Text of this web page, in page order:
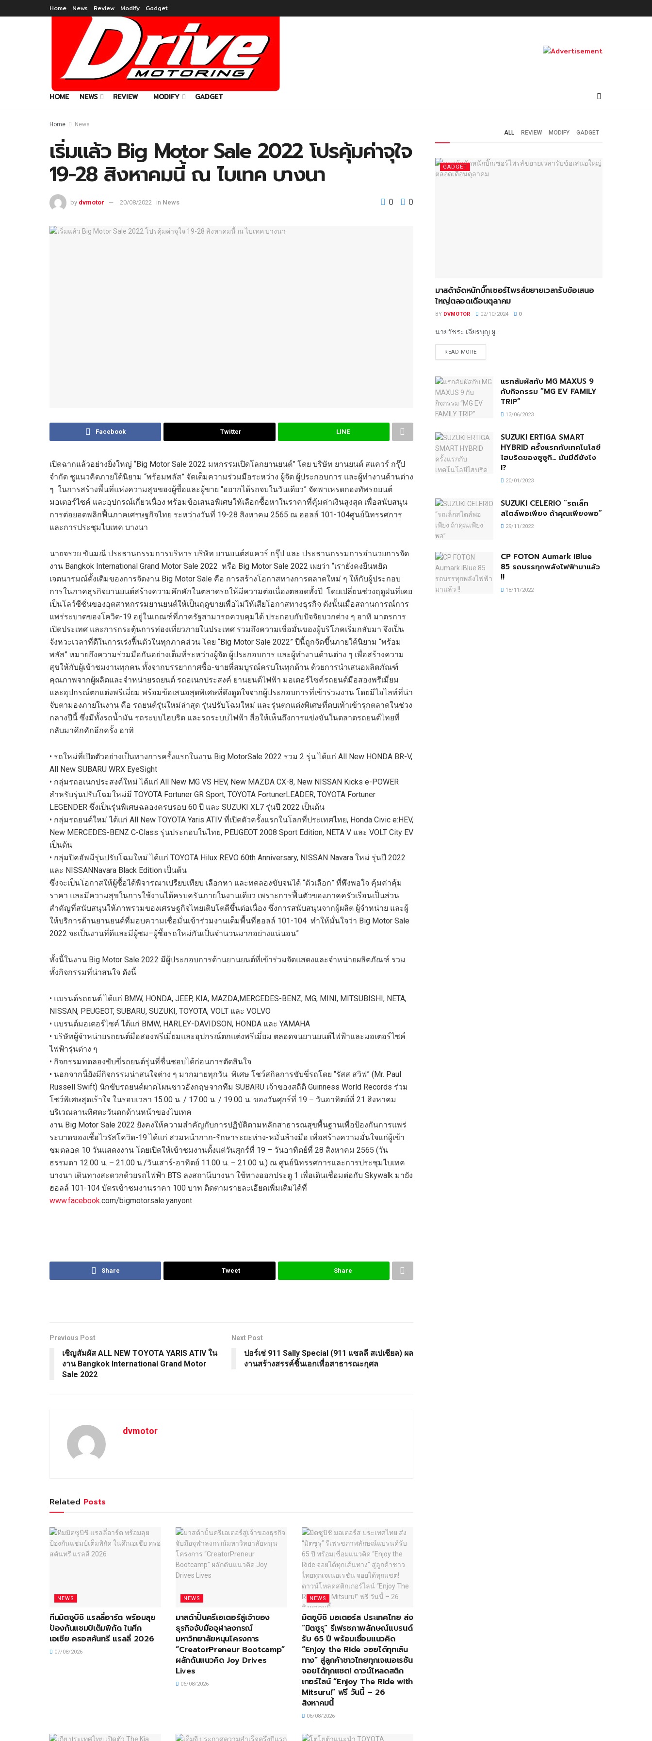
Home News Review Modify Gadget
HOME NEWS REVIEW MODIFY GADGET
Home News
เริ่มแล้ว Big Motor Sale 2022 โปรคุ้มค่าจุใจ
19-28 สิงหาคมนี้ ณ ไบเทค บางนา
by dvmotor 20/08/2022 in News 0 0
Facebook Twitter LINE
เปิดฉากแล้วอย่างยิ่งใหญ่ “Big Motor Sale 2022 มหกรรมเปิดโลกยานยนต์” โดย บริษัท ยานยนต์ สแควร์ กรุ๊ป
จำกัด ชูแนวคิดภายใต้นิยาม “พร้อมพลัส” จัดเต็มความร่วมมือระหว่าง ผู้จัด ผู้ประกอบการ และผู้ทำงานด้านต่าง
ๆ ในการสร้างพื้นที่แห่งความสุขของผู้ซื้อและผู้ขาย “อยากได้รถจบในวันเดียว” จัดพาเหรดกองทัพรถยนต์
มอเตอร์ไซค์ และอุปกรณ์เกี่ยวเนื่อง พร้อมข้อเสนอพิเศษให้เลือกซื้อหาในราคาที่คุ้มค่าเงินสูงสุด เพื่อสนับสนุน
การต่อยอดพลิกฟื้นภาคเศรษฐกิจไทย ระหว่างวันที่ 19-28 สิงหาคม 2565 ณ ฮอลล์ 101-104ศูนย์นิทรรศการ
และการประชุมไบเทค บางนา
นายจรวย ขันมณี ประธานกรรมการบริหาร บริษัท ยานยนต์สแควร์ กรุ๊ป และ ประธานกรรมการอำนวยการจัด
งาน Bangkok International Grand Motor Sale 2022 หรือ Big Motor Sale 2022 เผยว่า “เรายังคงยืนหยัด
เจตนารมณ์ดั้งเดิมของการจัดงาน Big Motor Sale คือ การสร้างโอกาสทางการตลาดใหม่ ๆ ให้กับผู้ประกอบ
การในภาคธุรกิจยานยนต์สร้างความคึกคักในตลาดรถให้มีความต่อเนื่องตลอดทั้งปี โดยเปลี่ยนช่วงฤดูฝนที่เคย
เป็นโลว์ซีซั่นของอุตสาหกรรมยานยนต์ให้เป็นฤดูขายเพื่อไม่ให้เสียโอกาสทางธุรกิจ ดังนั้นเมื่อสถานการณ์การ
แพร่ระบาดของโควิด-19 อยู่ในเกณฑ์ที่ภาครัฐสามารถควบคุมได้ ประกอบกับปัจจัยบวกต่าง ๆ อาทิ มาตรการ
เปิดประเทศ และการกระตุ้นการท่องเที่ยวภายในประเทศ รวมถึงความเชื่อมั่นของผู้บริโภคเริ่มกลับมา จึงเป็น
จังหวะเวลาที่ดีในการเร่งฟื้นตัวในทุกภาคส่วน โดย “Big Motor Sale 2022” ปีนี้ถูกจัดขึ้นภายใต้นิยาม “พร้อม
พลัส” หมายถึงความร่วมมือกันอย่างเต็มที่ระหว่างผู้จัด ผู้ประกอบการ และผู้ทำงานด้านต่าง ๆ เพื่อสร้างความ
สุขให้กับผู้เข้าชมงานทุกคน ทั้งจากบรรยากาศซื้อ-ขายที่สมบูรณ์ครบในทุกด้าน ด้วยการนำเสนอผลิตภัณฑ์
คุณภาพจากผู้ผลิตและจำหน่ายรถยนต์ รถอเนกประสงค์ ยานยนต์ไฟฟ้า มอเตอร์ไซค์รถยนต์มือสองพรีเมี่ยม
และอุปกรณ์ตกแต่งพรีเมี่ยม พร้อมข้อเสนอสุดพิเศษที่ดึงดูดใจจากผู้ประกอบการที่เข้าร่วมงาน โดยมีไฮไลทที่น่า
จับตามองภายในงาน คือ รถยนต์รุ่นใหม่ล่าสุด รุ่นปรับโฉมใหม่ และรุ่นตกแต่งพิเศษที่ตบเท้าเข้ารุกตลาดในช่วง
กลางปีนี้ ซึ่งมีทั้งรถน้ำมัน รถระบบไฮบริด และรถระบบไฟฟ้า สื่อให้เห็นถึงการแข่งขันในตลาดรถยนต์ไทยที
กลับมาคึกคักอีกครั้ง อาทิ
• รถใหม่ที่เปิดตัวอย่างเป็นทางการครั้งแรกในงาน Big MotorSale 2022 รวม 2 รุ่น ได้แก่ All New HONDA BR-V,
All New SUBARU WRX EyeSight
• กลุ่มรถอเนกประสงค์ใหม่ ได้แก่ All New MG VS HEV, New MAZDA CX-8, New NISSAN Kicks e-POWER
สำหรับรุ่นปรับโฉมใหม่มี TOYOTA Fortuner GR Sport, TOYOTA FortunerLEADER, TOYOTA Fortuner
LEGENDER ซึ่งเป็นรุ่นพิเศษฉลองครบรอบ 60 ปี และ SUZUKI XL7 รุ่นปี 2022 เป็นต้น
• กลุ่มรถยนต์ใหม่ ได้แก่ All New TOYOTA Yaris ATIV ที่เปิดตัวครั้งแรกในโลกที่ประเทศไทย, Honda Civic e:HEV,
New MERCEDES-BENZ C-Class รุ่นประกอบในไทย, PEUGEOT 2008 Sport Edition, NETA V และ VOLT City EV
เป็นต้น
• กลุ่มปิคอัพมีรุ่นปรับโฉมใหม่ได้แก่ TOYOTA Hilux REVO 60th Anniversary, NISSAN Navara ใหม่ รุ่นปี 2022
และ NISSANNavara Black Edition เป็นต้น
ซึ่งจะเป็นโอกาสให้ผู้ซื้อได้พิจารณาเปรียบเทียบ เลือกหา และทดลองขับจนได้ “ตัวเลือก” ที่พึงพอใจ คุ้มค่าคุ้ม
ราคา และมีความสุขในการใช้งานได้ครบครันภายในงานเดียว เพราะการฟื้นตัวของภาคครัวเรือนเป็นส่วน
สำคัญที่สนับสนุนให้ภาพรวมของเศรษฐกิจไทยเติบโตดีขึ้นต่อเนื่อง ซึ่งการสนับสนุนจากผู้ผลิต ผู้จำหน่าย และผู้
ให้บริการด้านยานยนต์ที่มอบความเชื่อมั่นเข้าร่วมงานเต็มพื้นที่ฮอลล์ 101-104 ทำให้มั่นใจว่า Big Motor Sale
2022 จะเป็นงานที่ดีและมีผู้ชม–ผู้ซื้อรถใหม่กันเป็นจำนวนมากอย่างแน่นอน”
ทั้งนี้ในงาน Big Motor Sale 2022 มีผู้ประกอบการด้านยานยนต์ที่เข้าร่วมจัดแสดงและจำหน่ายผลิตภัณฑ์ รวม
ทั้งกิจกรรมที่น่าสนใจ ดังนี้
• แบรนด์รถยนต์ ได้แก่ BMW, HONDA, JEEP, KIA, MAZDA,MERCEDES-BENZ, MG, MINI, MITSUBISHI, NETA,
NISSAN, PEUGEOT, SUBARU, SUZUKI, TOYOTA, VOLT และ VOLVO
• แบรนด์มอเตอร์ไซค์ ได้แก่ BMW, HARLEY-DAVIDSON, HONDA และ YAMAHA
• บริษัทผู้จำหน่ายรถยนตมือสองพรีเมี่ยมและอุปกรณ์ตกแต่งพรีเมี่ยม ตลอดจนยานยนต์ไฟฟ้าและมอเตอร์ไซค์
ไฟฟ้ารุ่นต่าง ๆ
• กิจกรรมทดลองขับขี่รถยนต์รุ่นที่ชื่นชอบได้ก่อนการตัดสินใจ
• นอกจากนี้ยังมีกิจกรรมน่าสนใจต่าง ๆ มากมายทุกวัน พิเศษ โชว์สกิลการขับขี่รถโดย “รัสส สวิฟ” (Mr. Paul
Russell Swift) นักขับรถยนต์ผาดโผนชาวอังกฤษจากทีม SUBARU เจ้าของสถิติ Guinness World Records ร่วม
โชว์พิเศษสุดเร้าใจ ในรอบเวลา 15.00 น. / 17.00 น. / 19.00 น. ของวันศุกร์ที่ 19 – วันอาทิตย์ที่ 21 สิงหาคม
บริเวณลานทิศตะวันตกด้านหน้าของไบเทค
งาน Big Motor Sale 2022 ยังคงให้ความสำคัญกับการปฏิบัติตามหลักสาธารณสุขพื้นฐานเพื่อป้องกันการแพร่
ระบาดของเชื้อไวรัสโควิด-19ได้แก่ สวมหน้ากาก-รักษาระยะห่าง-หมั่นล้างมือ เพื่อสร้างความมั่นใจแก่ผู้เข้า
ชมตลอด 10 วันแสดงงาน โดยเปิดให้เข้าชมงานตั้งแต่วันศุกร์ที่ 19 – วันอาทิตย์ที่ 28 สิงหาคม 2565 (วัน
ธรรมดา 12.00 น. – 21.00 น./วันเสาร์-อาทิตย์ 11.00 น. – 21.00 น.) ณ ศูนย์นิทรรศการและการประชุมไบเทค
บางนา เดินทางสะดวกด้วยรถไฟฟ้า BTS ลงสถานีบางนา ใช้ทางออกประตู 1 เพื่อเดินเชื่อมต่อกับ Skywalk มายัง
ฮอลล์ 101-104 บัตรเข้าชมงานราคา 100 บาท ติดตามรายละเอียดเพิ่มเติมได้ที่
www.facebook.com/bigmotorsale.yanyont
Share Tweet Share
Previous Post
เชิญสัมผัส ALL NEW TOYOTA YARIS ATIV ใน
งาน Bangkok International Grand Motor
Sale 2022
Next Post
ปอร์เช่ 911 Sally Special (911 แซลลี สเปเชียล) ผล
งานสร้างสรรค์ชิ้นเอกเพื่อสาธารณะกุศล
dvmotor
Related Posts
NEWS
ทีมมิตซูบิชิ แรลลี่อาร์ต พร้อมลุย
ป้องกันแชมป์เต็มพิกัด ในศึก
เอเชีย ครอสคันทรี แรลลี่ 2026
07/08/2026
NEWS
มาสด้าปั้นครีเอเตอร์สู่เจ้าของ
ธุรกิจจับมือจุฬาลงกรณ์
มหาวิทยาลัยหนุนโครงการ
“CreatorPreneur Bootcamp”
ผลักดันแนวคิด Joy Drives
Lives
06/08/2026
NEWS
มิตซูบิชิ มอเตอร์ส ประเทศไทย ส่ง
“มิตซูรุ” รีเฟรชภาพลักษณ์แบรนด์
รับ 65 ปี พร้อมเชื่อมแนวคิด
“Enjoy the Ride จอยได้ทุกเส้น
ทาง” สู่ลูกค้าชาวไทยทุกเจเนอเรชัน
จอยได้ทุกแชต! ดาวน์โหลดสติก
เกอร์ไลน์ “Enjoy The Ride with
Mitsuru!” ฟรี วันนี้ – 26
สิงหาคมนี้
06/08/2026
ALL REVIEW MODIFY GADGET
GADGET
มาสด้าจัดหนักบิ๊กเซอร์ไพรส์ขยายเวลารับข้อเสนอ
ใหญ่ตลอดเดือนตุลาคม
BY DVMOTOR 02/10/2024 0
นายวัชระ เจียรบุญ ผู...
READ MORE
แรกสัมผัสกับ MG MAXUS 9
กับกิจกรรม “MG EV FAMILY
TRIP”
13/06/2023
SUZUKI ERTIGA SMART
HYBRID ครั้งแรกกับเทคโนโลยี
ไฮบริดของซูซูกิ… มันมีดียังไง
!?
20/01/2023
SUZUKI CELERIO “รถเล็ก
สไตล์พอเพียง ถ้าคุณเพียงพอ”
29/11/2022
CP FOTON Aumark iBlue
85 รถบรรทุกพลังไฟฟ้ามาแล้ว
!!
18/11/2022